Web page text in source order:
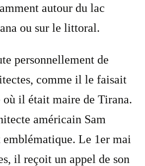
autour du lac
ou sur le littoral.
personnellement de
comme il le faisait
où il était maire de Tirana.
américain Sam
Le 1er mai
il reçoit un appel de son